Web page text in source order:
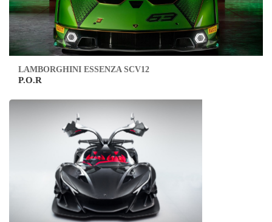
LAMBORGHINI ESSENZA SCV12
P.O.R